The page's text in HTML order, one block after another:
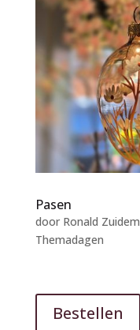
Pasen
door Ronald
Themadagen
Bestellen